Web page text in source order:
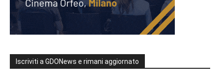
Iscriviti a GDONews e rimani aggiornato